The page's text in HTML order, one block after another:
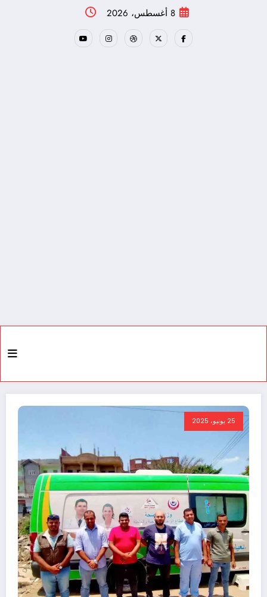
8 أغسطس، 2026
25 يونيو، 2025